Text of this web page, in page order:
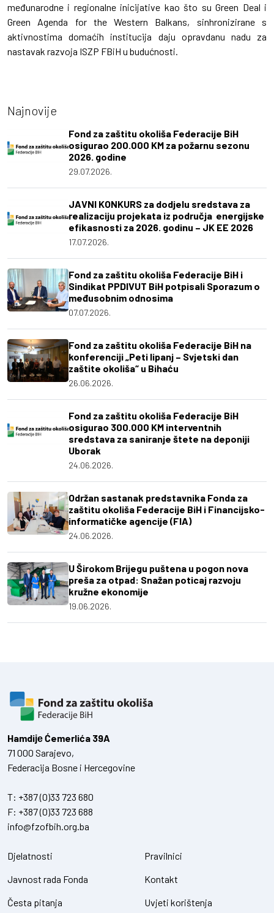
međunarodne i regionalne inicijative kao što su Green Deal i
Green Agenda for the Western Balkans, sinhronizirane s
aktivnostima domaćih institucija daju opravdanu nadu za
nastavak razvoja ISZP FBiH u budućnosti.
Najnovije
Fond za zaštitu okoliša Federacije BiH
osigurao 200.000 KM za požarnu sezonu
2026. godine
29.07.2026.
JAVNI KONKURS za dodjelu sredstava za
realizaciju projekata iz područja energijske
efikasnosti za 2026. godinu – JK EE 2026
17.07.2026.
Fond za zaštitu okoliša Federacije BiH i
Sindikat PPDIVUT BiH potpisali Sporazum o
međusobnim odnosima
07.07.2026.
Fond za zaštitu okoliša Federacije BiH na
konferenciji „Peti lipanj – Svjetski dan
zaštite okoliša“ u Bihaću
26.06.2026.
Fond za zaštitu okoliša Federacije BiH
osigurao 300.000 KM interventnih
sredstava za saniranje štete na deponiji
Uborak
24.06.2026.
Održan sastanak predstavnika Fonda za
zaštitu okoliša Federacije BiH i Financijsko-
informatičke agencije (FIA)
24.06.2026.
U Širokom Brijegu puštena u pogon nova
preša za otpad: Snažan poticaj razvoju
kružne ekonomije
19.06.2026.
Hamdiје Ćemerlića 39A
71 000 Sarajevo,
Federacija Bosne i Hercegovine
T: +387 (0)33 723 680
F: +387 (0)33 723 688
info@fzofbih.org.ba
Djelatnosti
Javnost rada Fonda
Česta pitanja
Pravilnici
Kontakt
Uvjeti korištenja